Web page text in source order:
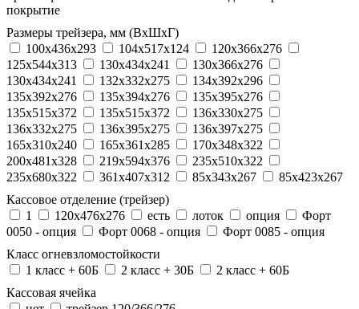
покрытие
Размеры трейзера, мм (ВхШхГ)
100x436x293
104х517х124
120x366x276
125x544x313
130x434x241
130х366х276
130х434х241
132x332x275
134x392x296
135x392x276
135x394x276
135x395x276
135x515x372
135х515х372
136x330x275
136x332x275
136x395x275
136x397x275
165x310x240
165x361x285
170x348x322
200x481x328
219x594x376
235x510x322
235x680x322
361x407x312 85x343x267
85x423x267
Кассовое отделение (трейзер)
1
120х476х276 есть лоток опция
Форт
0050 - опция
Форт 0068 - опция
Форт 0085 - опция
Класс огневзломостойкости
1 класс + 60Б
2 класс + 30Б
2 класс + 60Б
Кассовая ячейка